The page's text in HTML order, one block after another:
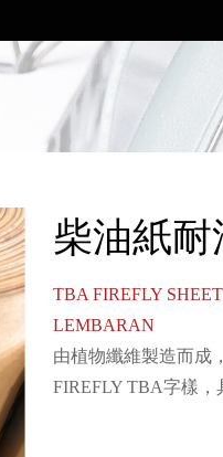
柴油紙
TBA FIREFLY
LEMBARAN
由植物纖維製造而成
FIREFLY TBA字樣